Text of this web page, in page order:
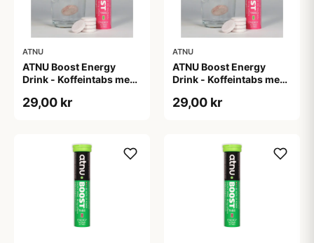
ATNU
ATNU Boost Energy
Drink - Koffeintabs med
20 tabs
29,00 kr
ATNU
ATNU Boost Energy
Drink - Koffeintabs med
20 tabs
29,00 kr